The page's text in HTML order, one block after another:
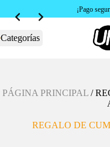
¡Pago
Categorías
PÁGINA PRINCIPAL/
REGALO DE